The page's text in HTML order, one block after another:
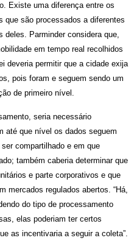
Existe uma diferença entre os
que são processados a diferentes
Parminder considera que,
em tempo real recolhidos
deveria permitir que a cidade exija
pois foram e seguem sendo um
de primeiro nível.
seria necessário
até que nível os dados seguem
compartilhado e em que
também caberia determinar que
e parte corporativos e que
mercados regulados abertos. “Há,
do tipo de processamento
elas poderiam ter certos
as incentivaria a seguir a coleta”.